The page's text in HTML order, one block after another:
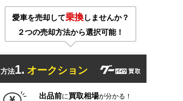
愛車を売却して乗換しませんか？
２つの売却方法から選択可能！
方法1. オークション
出品前に買取相場が分かる！